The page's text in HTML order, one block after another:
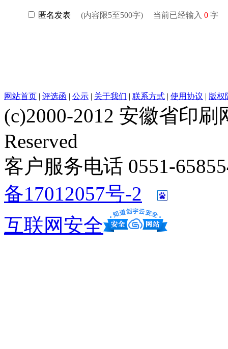
网站首页 | 评选函 | 公示 | 关于我们 | 联系方式 | 使用协议 | 版权
(c)2000-2012 安徽省印刷
Reserved
客户服务电话 0551-
备17012057号-2
互联网安全